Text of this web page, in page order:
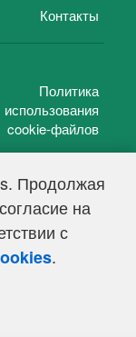
Продолжая
на
с
.
Контакты
Политика
использования
cookie-файлов
39848, выдано